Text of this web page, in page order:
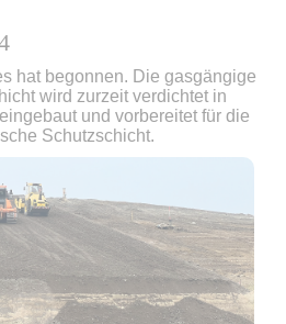
hat begonnen. Die gasgängige
wird zurzeit verdichtet in
und vorbereitet für die
Schutzschicht.